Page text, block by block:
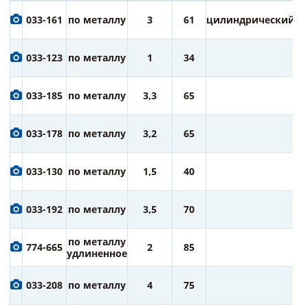
033-161 по металлу 3 61 цилиндрический
033-123 по металлу 1 34
033-185 по металлу 3,3 65
033-178 по металлу 3,2 65
033-130 по металлу 1,5 40
033-192 по металлу 3,5 70
774-665 по металлу
удлиненное
2 85
033-208 по металлу 4 75